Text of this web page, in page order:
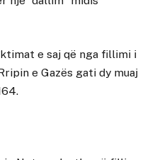
e saj që nga fillimi i
e Gazës gati dy muaj